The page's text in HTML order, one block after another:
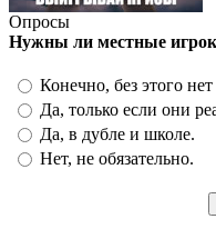
Опросы
Нужны ли местные
Конечно, без этого нет
Да, только если они
Да, в дубле и школе.
Нет, не обязательно.